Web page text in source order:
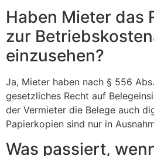
Haben Mieter das
zur
einzusehen?
Ja, Mieter haben nach § 556
gesetzliches Recht auf
der Vermieter die Belege auch
Papierkopien sind nur in
Was passiert,